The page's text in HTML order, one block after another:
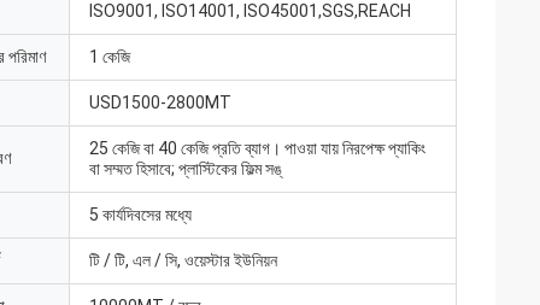
ISO9001, ISO14001, ISO45001,SGS,REACH
পরিমাণ 1 কেজি
USD1500-2800MT
25 কেজি বা 40 কেজি প্রতি ব্যাগ। পাওয়া যায় নিরপেক্ষ প্যাকিং
বা সম্মত হিসাবে; প্লাস্টিকের ফিল্ম সঙ্
5 কার্যদিবসের মধ্যে
টি / টি, এল / সি, ওয়েস্টার ইউনিয়ন